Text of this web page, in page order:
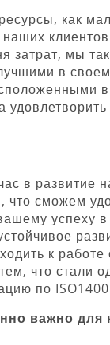
как
затрат, мы
в
в
в развитие
сможем
к работе
что стали
по
важно для